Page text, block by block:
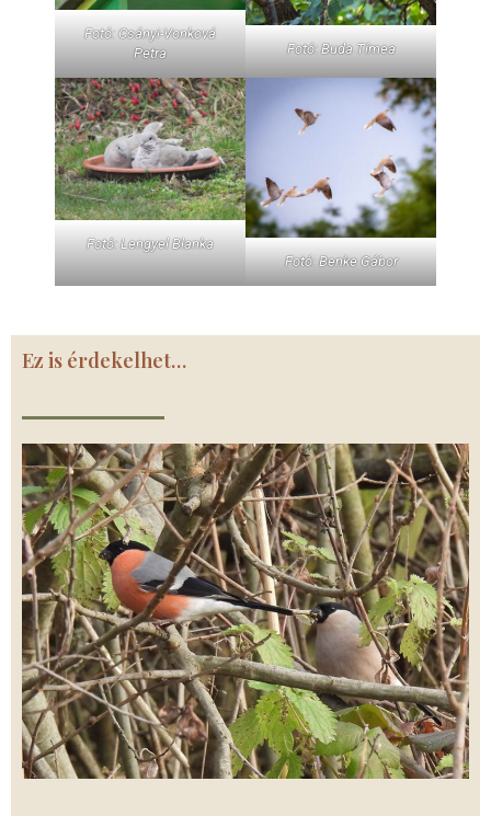
Fotó: Csányi-Vonková
Petra
Fotó: Buda Tímea
Fotó: Lengyel Blanka
Fotó: Benke Gábor
Ez is érdekelhet…